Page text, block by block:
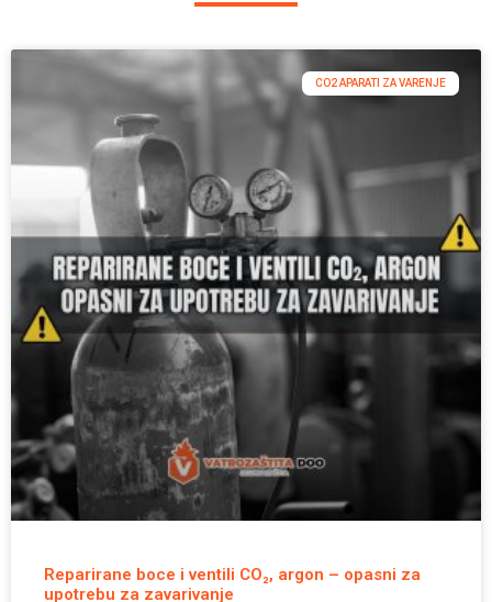
CO2 APARATI ZA VARENJE
Reparirane boce i ventili CO₂, argon – opasni za
upotrebu za zavarivanje